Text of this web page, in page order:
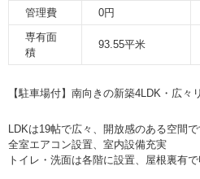
管理費 0円
専有面
積
93.55平米
【駐車場付】南向きの新築4LDK・広々
LDKは19帖で広々、開放感のある空間で
全室エアコン設置、室内設備充実
トイレ・洗面は各階に設置、屋根裏有